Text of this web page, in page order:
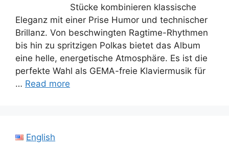
Stücke kombinieren klassische
Eleganz mit einer Prise Humor und technischer
Brillanz. Von beschwingten Ragtime-Rhythmen
bis hin zu spritzigen Polkas bietet das Album
eine helle, energetische Atmosphäre. Es ist die
perfekte Wahl als GEMA-freie Klaviermusik für
… Read more
English